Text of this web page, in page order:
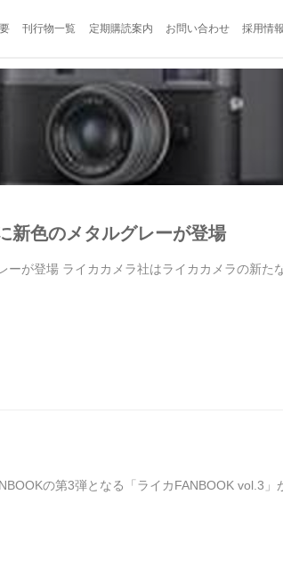
刊行物一覧 定期購読案内 お問い合わせ 採用情報
新色のメタルグレーが登場
が登場 ライカカメラ社はライカカメラの新た
の第3弾となる「ライカFANBOOK vol.3」